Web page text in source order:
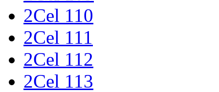
2Cel 110
2Cel 111
2Cel 112
2Cel 113